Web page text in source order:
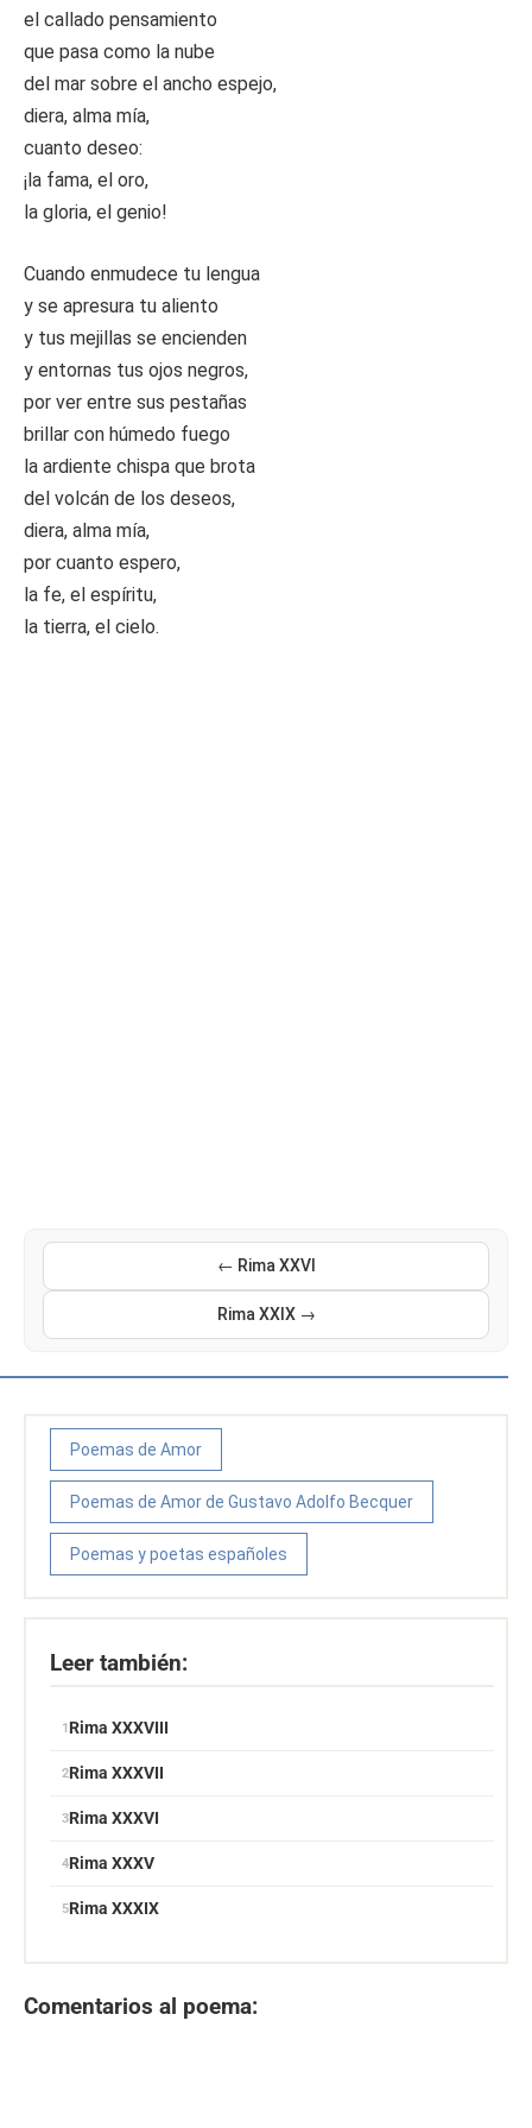
el callado pensamiento
que pasa como la nube
del mar sobre el ancho espejo,
diera, alma mía,
cuanto deseo:
¡la fama, el oro,
la gloria, el genio!
Cuando enmudece tu lengua
y se apresura tu aliento
y tus mejillas se encienden
y entornas tus ojos negros,
por ver entre sus pestañas
brillar con húmedo fuego
la ardiente chispa que brota
del volcán de los deseos,
diera, alma mía,
por cuanto espero,
la fe, el espíritu,
la tierra, el cielo.
← Rima XXVI
Rima XXIX →
Poemas de Amor
Poemas de Amor de Gustavo Adolfo Becquer
Poemas y poetas españoles
Leer también:
Rima XXXVIII
Rima XXXVII
Rima XXXVI
Rima XXXV
Rima XXXIX
Comentarios al poema: